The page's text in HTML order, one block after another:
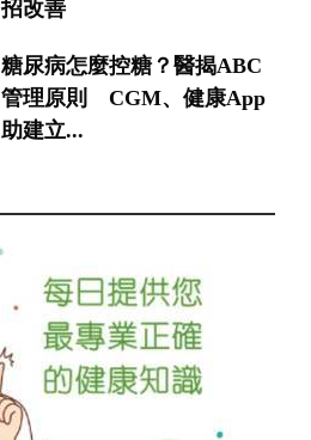
招改善
糖尿病怎麼控糖？醫揭ABC
管理原則 CGM、健康App
助建立...